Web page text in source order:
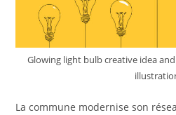
Glowing light bulb creative idea
La commune modernise son